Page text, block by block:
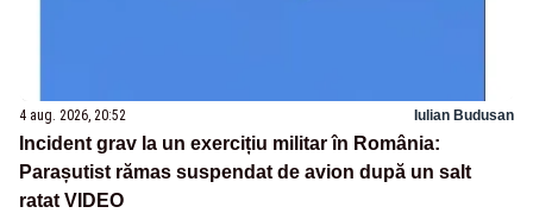
4 aug. 2026, 20:52 Iulian Budusan
Incident grav la un exercițiu militar în România:
Parașutist rămas suspendat de avion după un salt
ratat VIDEO